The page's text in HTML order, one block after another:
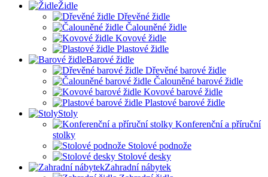
Židle
Dřevěné židle
Čalouněné židle
Kovové židle
Plastové židle
Barové židle
Dřevěné barové židle
Čalouněné barové židle
Kovové barové židle
Plastové barové židle
Stoly
Konferenční a příruční
stolky
Stolové podnože
Stolové desky
Zahradní nábytek